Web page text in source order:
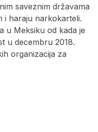
saveznim državama
i haraju narkokarteli.
u Meksiku od kada je
u decembru 2018.
organizacija za